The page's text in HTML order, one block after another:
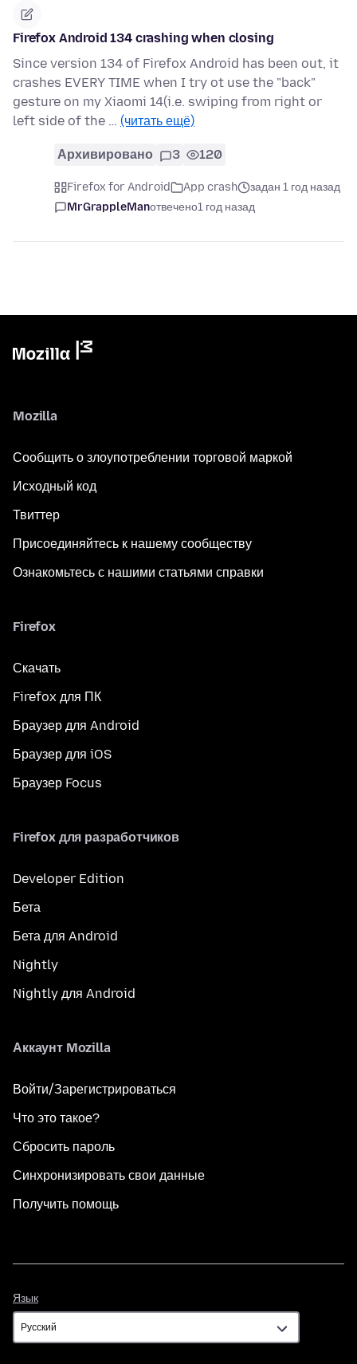
Firefox Android 134 crashing when closing
Since version 134 of Firefox Android has been out, it
crashes EVERY TIME when I try ot use the "back"
gesture on my Xiaomi 14(i.e. swiping from right or
left side of the … (читать ещё)
Архивировано 3 120
Firefox for Android App crash
задан 1 год назад
MrGrappleManотвечено1 год назад
Mozilla
Сообщить о злоупотреблении торговой маркой
Исходный код
Твиттер
Присоединяйтесь к нашему сообществу
Ознакомьтесь с нашими статьями справки
Firefox
Скачать
Firefox для ПК
Браузер для Android
Браузер для iOS
Браузер Focus
Firefox для разработчиков
Developer Edition
Бета
Бета для Android
Nightly
Nightly для Android
Аккаунт Mozilla
Войти/Зарегистрироваться
Что это такое?
Сбросить пароль
Синхронизировать свои данные
Получить помощь
Язык